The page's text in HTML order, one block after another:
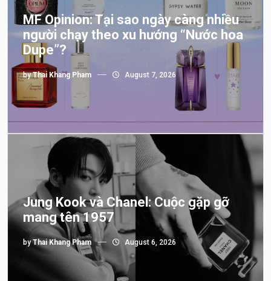
MF Opinion: Tại sao ngày càng nhiều
người chạy theo xu hướng “Nước hoa
Dupe”?
byThai Khang Pham August 7, 2026
Jung Kook và Chanel: Cuộc gặp gỡ
mang tên 1957
byThai Khang Pham August 6, 2026